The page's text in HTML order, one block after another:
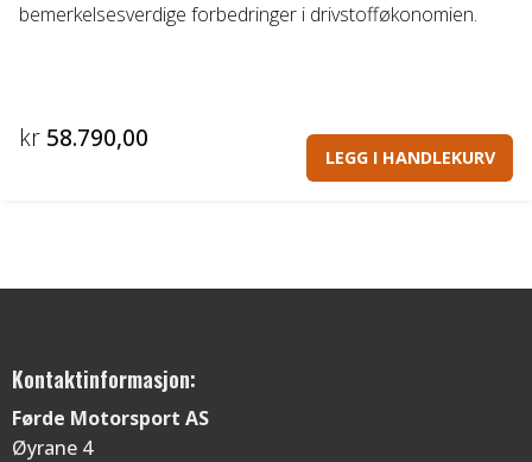
bemerkelsesverdige forbedringer i drivstofføkonomien.
kr 58.790,00
LEGG I HANDLEKURV
Kontaktinformasjon:
Førde Motorsport AS
Øyrane 4